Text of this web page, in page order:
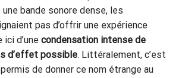
bande sonore dense, les
pas d’offrir une expérience
ici d’une condensation intense de
d’effet possible. Littéralement, c’est
de donner ce nom étrange au